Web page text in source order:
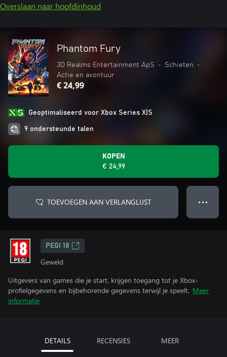
Overslaan naar hoofdinhoud
Phantom Fury
3D Realms Entertainment ApS • Schieten
•
Actie en avontuur
€ 24,99
Geoptimaliseerd voor Xbox Series X|S
9 ondersteunde talen
KOPEN
€ 24,99
TOEVOEGEN AAN VERLANGLIJST ● ● ●
PEGI 18
Geweld
Uitgevers van games die je start, krijgen toegang tot je Xbox-
profielgegevens en bijbehorende gegevens terwijl je speelt. Meer
informatie
DETAILS RECENSIES MEER